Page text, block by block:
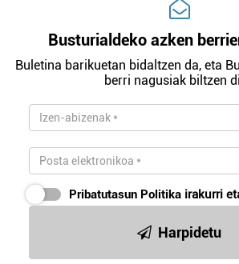
Busturialdeko azken
Buletina barikuetan bidaltzen da, eta
berri nagusiak biltzen
Pribatutasun Politika irakurri
Harpidetu